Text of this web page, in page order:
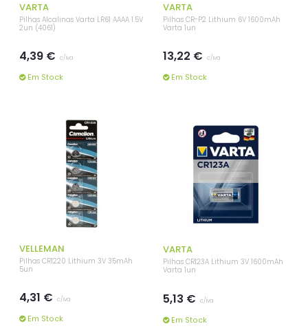
VARTA
Pilhas Alcalinas Varta LR61 AAAA 1.5V
2un (4061)
4,39 € c/iva
Em Stock
VARTA
Pilhas CR-P2 Lithium 6V 1600mAh
Varta 1un
13,22 € c/iva
Em Stock
VELLEMAN
Pilhas CR1220 Lithium 3V 35mAh
5un
4,31 € c/iva
Em Stock
VARTA
Pilhas CR123A Lithium 3V 1600mAh
Varta 1un
5,13 € c/iva
Em Stock